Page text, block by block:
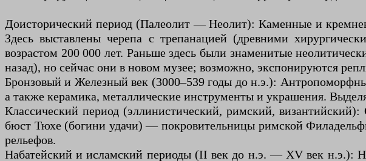
Доисторический период (Палеолит — Неолит): Каменные и
Здесь выставлены черепа с трепанацией (древними
возрастом 200 000 лет. Раньше здесь были знаменитые
назад), но сейчас они в новом музее; возможно, экспонируются
Бронзовый и Железный век (3000–539 годы до н.э.):
а также керамика, металлические инструменты и украшения.
Классический период (эллинистический, римский,
бюст Тюхе (богини удачи) — покровительницы римской
рельефов.
Набатейский и исламский периоды (II век до н.э. — XV век н.э.):